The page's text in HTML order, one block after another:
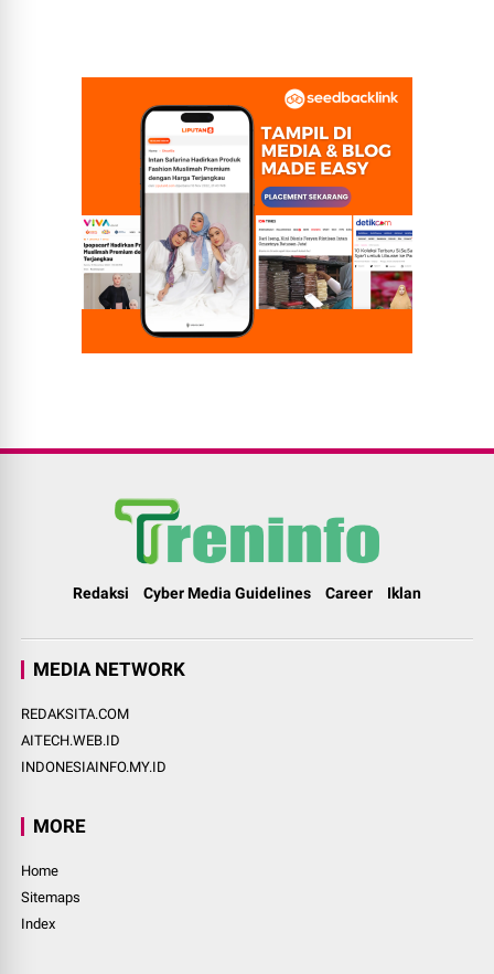
Redaksi Cyber Media Guidelines Career Iklan
MEDIA NETWORK
REDAKSITA.COM
AITECH.WEB.ID
INDONESIAINFO.MY.ID
MORE
Home
Sitemaps
Index